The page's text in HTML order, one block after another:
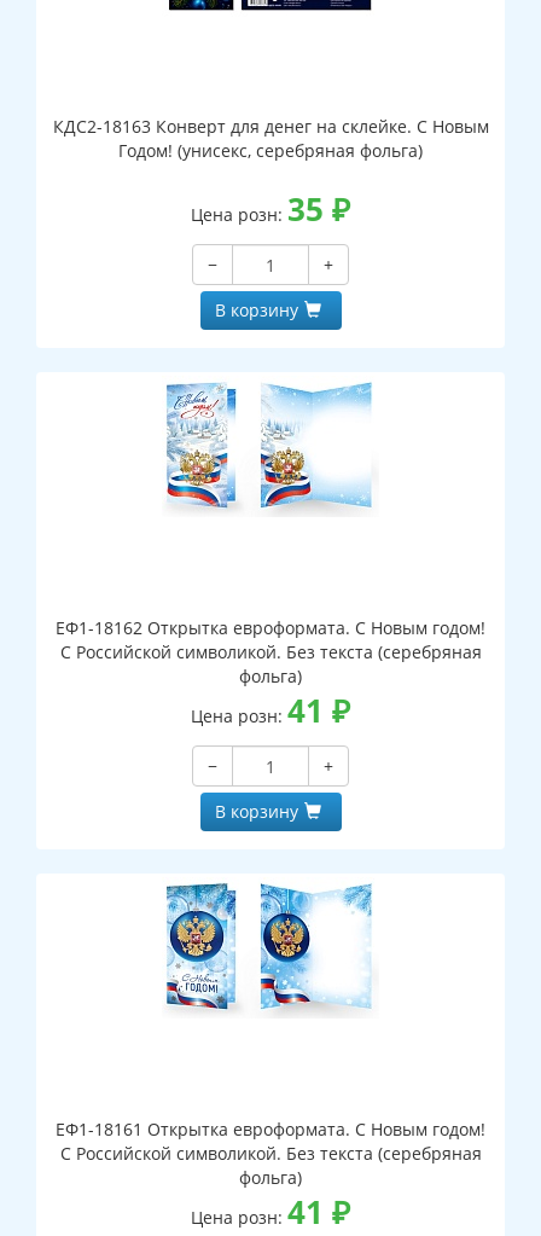
КДС2-18163 Конверт для денег на склейке. С Новым
Годом! (унисекс, серебряная фольга)
Цена розн: 35 ₽
−
+
В корзину
ЕФ1-18162 Открытка евроформата. С Новым годом!
С Российской символикой. Без текста (серебряная
фольга)
Цена розн: 41 ₽
−
+
В корзину
ЕФ1-18161 Открытка евроформата. С Новым годом!
С Российской символикой. Без текста (серебряная
фольга)
Цена розн: 41 ₽